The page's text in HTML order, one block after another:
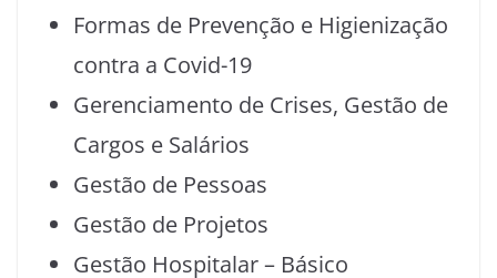
Formas de Prevenção e Higienização
contra a Covid-19
Gerenciamento de Crises, Gestão de
Cargos e Salários
Gestão de Pessoas
Gestão de Projetos
Gestão Hospitalar – Básico